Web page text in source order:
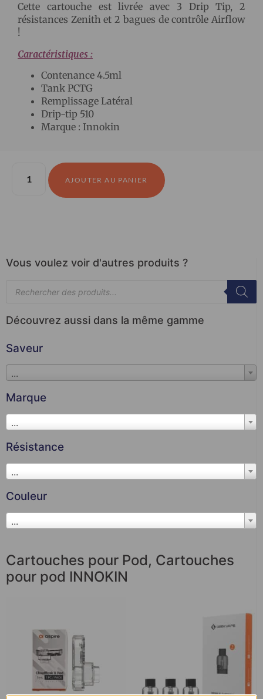
Cette cartouche est livrée avec 3 Drip Tip, 2
résistances Zenith et 2 bagues de contrôle Airflow
!
Caractéristiques :
Contenance 4.5ml
Tank PCTG
Remplissage Latéral
Drip-tip 510
Marque : Innokin
AJOUTER AU PANIER
Vous voulez voir d'autres produits ?
Découvrez aussi dans la même gamme
Saveur
...
Marque
...
Résistance
...
Couleur
...
Cartouches pour Pod, Cartouches
pour pod INNOKIN